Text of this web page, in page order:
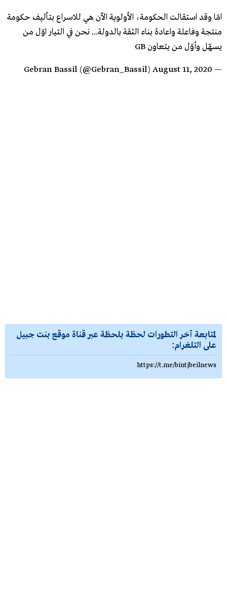
امّا وقد استقالت الحكومة، الأولوية الآن هي للاسراع بتأليف حكومة
منتجة وفاعلة واعادة بناء الثقة بالدولة... نحن في التيار اوّل من
يسهّل وأوّل من يتعاون GB
— Gebran Bassil (@Gebran_Bassil)
August 11, 2020
لمتابعة آخر التطورات لحظة بلحظة عبر قناة موقع بنت جبيل
على التلغرام:
https://t.me/bintjbeilnews